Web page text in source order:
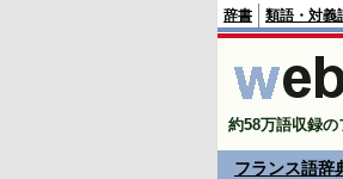
辞書 類語・対義
約58万語収録
フランス語辞